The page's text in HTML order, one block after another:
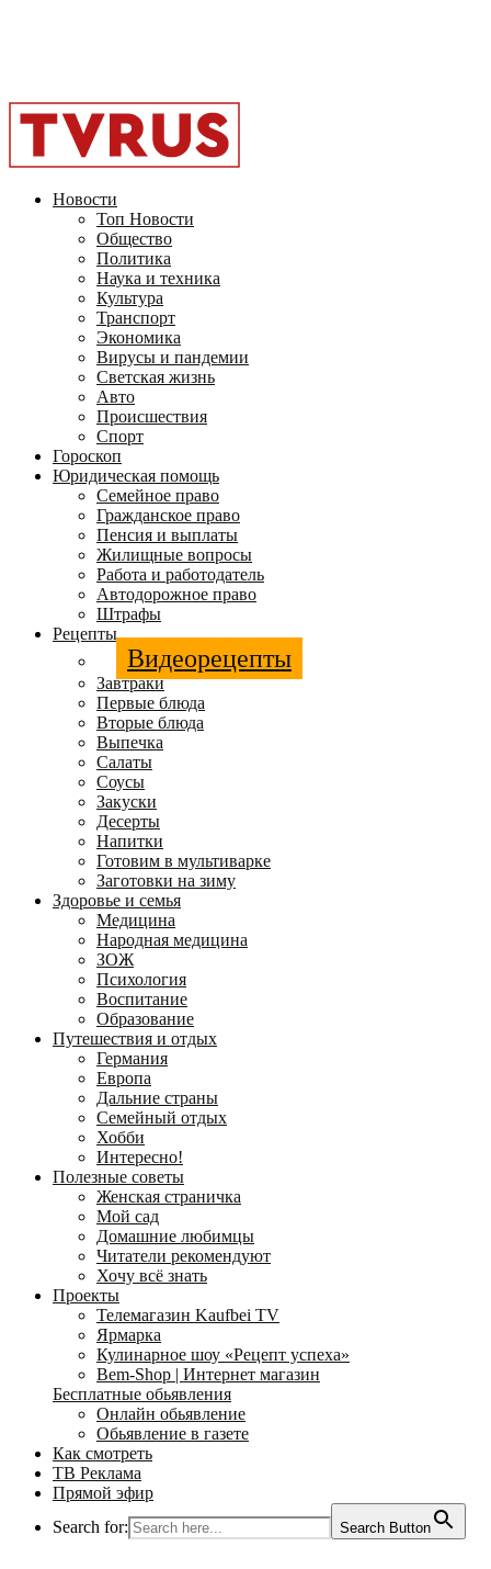
Новости
Топ Новости
Общество
Политика
Наука и техника
Культура
Транспорт
Экономика
Вирусы и пандемии
Светская жизнь
Авто
Происшествия
Спорт
Гороскоп
Юридическая помощь
Семейное право
Гражданское право
Пенсия и выплаты
Жилищные вопросы
Работа и работодатель
Автодорожное право
Штрафы
Рецепты
Видеорецепты
Завтраки
Первые блюда
Вторые блюда
Выпечка
Салаты
Соусы
Закуски
Десерты
Напитки
Готовим в мультиварке
Заготовки на зиму
Здоровье и семья
Медицина
Народная медицина
ЗОЖ
Психология
Воспитание
Образование
Путешествия и отдых
Германия
Европа
Дальние страны
Семейный отдых
Хобби
Интересно!
Полезные советы
Женская страничка
Мой сад
Домашние любимцы
Читатели рекомендуют
Хочу всё знать
Проекты
Телемагазин Kaufbei TV
Ярмарка
Кулинарное шоу «Рецепт успеха»
Bem-Shop | Интернет магазин
Бесплатные обьявления
Онлайн обьявление
Обьявление в газете
Как смотреть
ТВ Реклама
Прямой эфир
Search for:
Search Button